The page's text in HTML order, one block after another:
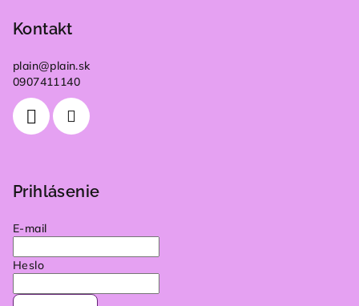
Kontakt
plain@plain.sk
0907411140
Prihlásenie
E-mail
Heslo